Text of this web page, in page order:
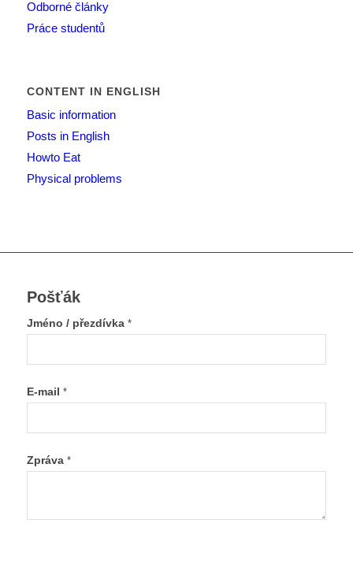
Odborné články
Práce studentů
CONTENT IN ENGLISH
Basic information
Posts in English
Howto Eat
Physical problems
Pošťák
Jméno / přezdívka *
E-mail *
Zpráva *